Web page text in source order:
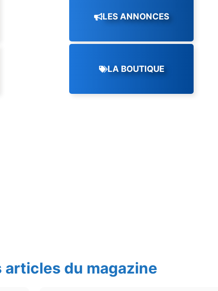
LES ANNONCES
LA BOUTIQUE
articles du magazine